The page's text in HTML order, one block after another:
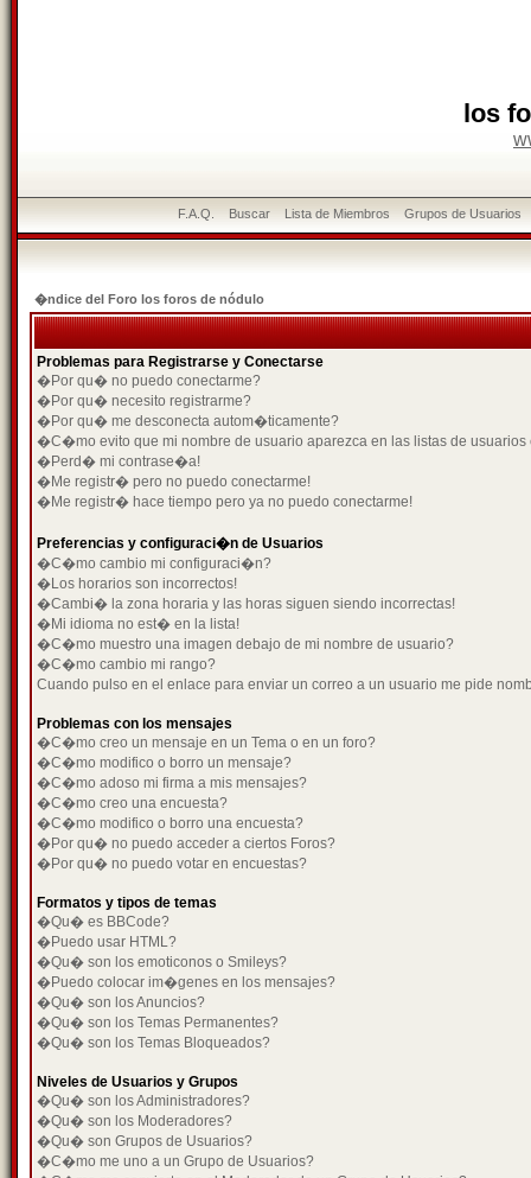
los
F.A.Q. Buscar Lista de Miembros Grupos de Usuarios
�ndice del Foro los foros de nódulo
Problemas para Registrarse y Conectarse
�Por qu� no puedo conectarme?
�Por qu� necesito registrarme?
�Por qu� me desconecta autom�ticamente?
�C�mo evito que mi nombre de usuario aparezca en las listas de usuarios
�Perd� mi contrase�a!
�Me registr� pero no puedo conectarme!
�Me registr� hace tiempo pero ya no puedo conectarme!
Preferencias y configuraci�n de Usuarios
�C�mo cambio mi configuraci�n?
�Los horarios son incorrectos!
�Cambi� la zona horaria y las horas siguen siendo incorrectas!
�Mi idioma no est� en la lista!
�C�mo muestro una imagen debajo de mi nombre de usuario?
�C�mo cambio mi rango?
Cuando pulso en el enlace para enviar un correo a un usuario me pide
Problemas con los mensajes
�C�mo creo un mensaje en un Tema o en un foro?
�C�mo modifico o borro un mensaje?
�C�mo adoso mi firma a mis mensajes?
�C�mo creo una encuesta?
�C�mo modifico o borro una encuesta?
�Por qu� no puedo acceder a ciertos Foros?
�Por qu� no puedo votar en encuestas?
Formatos y tipos de temas
�Qu� es BBCode?
�Puedo usar HTML?
�Qu� son los emoticonos o Smileys?
�Puedo colocar im�genes en los mensajes?
�Qu� son los Anuncios?
�Qu� son los Temas Permanentes?
�Qu� son los Temas Bloqueados?
Niveles de Usuarios y Grupos
�Qu� son los Administradores?
�Qu� son los Moderadores?
�Qu� son Grupos de Usuarios?
�C�mo me uno a un Grupo de Usuarios?